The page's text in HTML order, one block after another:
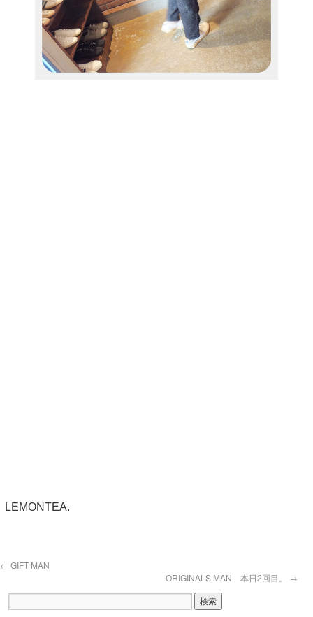
LEMONTEA.
← GIFT MAN
ORIGINALS MAN 本日2回目。 →